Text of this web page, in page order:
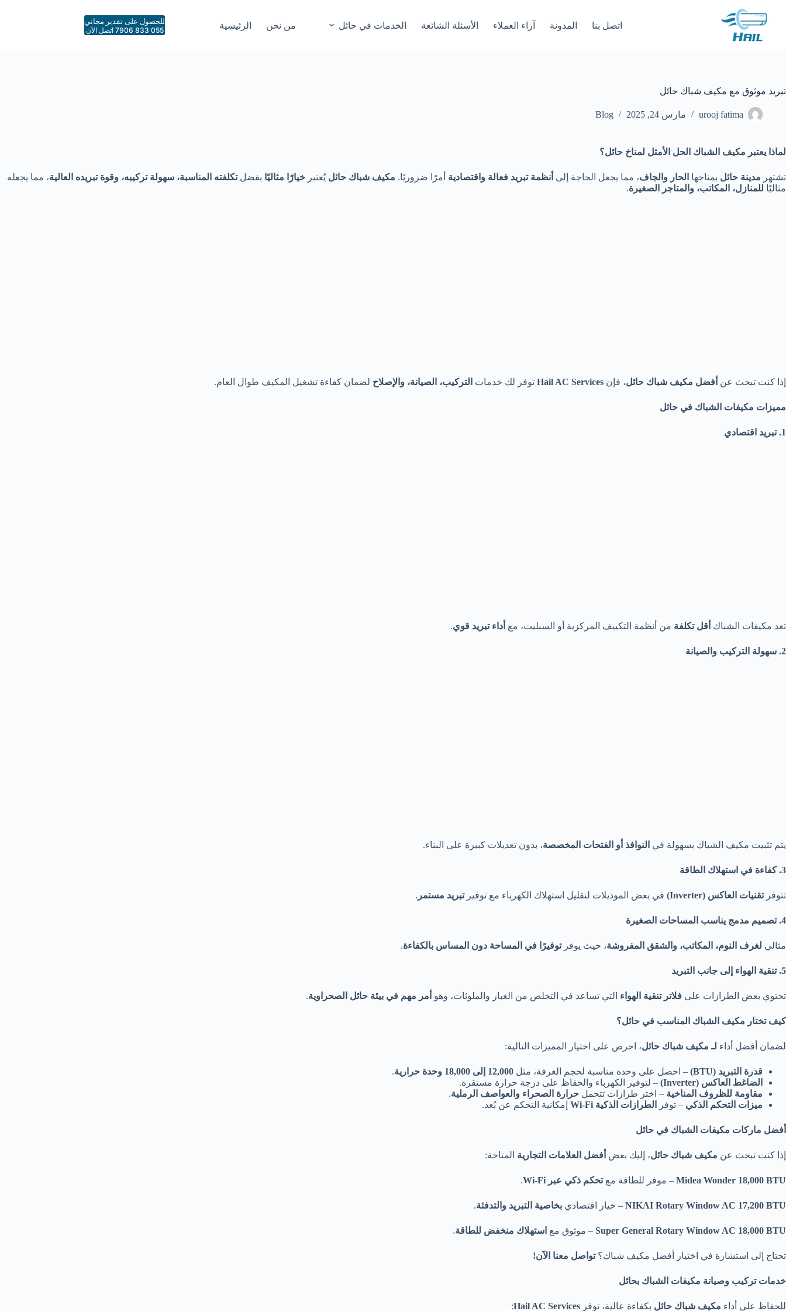
المحتوى
اتصل بنا المدونة آراء العملاء الأسئلة الشائعة الخدمات في حائل من نحن الرئيسية للحصول على تقدير مجاني
055 833 7906 اتصل الآن
تبريد موثوق مع مكيف شباك حائل
urooj fatima مارس 24, 2025 Blog
لماذا يعتبر مكيف الشباك الحل الأمثل لمناخ حائل؟
تشتهر مدينة حائل بمناخها الحار والجاف، مما يجعل الحاجة إلى أنظمة تبريد فعالة واقتصادية أمرًا ضروريًا. مكيف شباك حائل يُعتبر خيارًا مثاليًا بفضلتكلفته المناسبة، سهولة تركيبه، وقوة تبريده العالية، مما يجعله
مثاليًا للمنازل، المكاتب، والمتاجر الصغيرة.
إذا كنت تبحث عن أفضل مكيف شباك حائل، فإن Hail AC Services توفر لك خدمات التركيب، الصيانة، والإصلاح لضمان كفاءة تشغيل المكيف طوال العام.
مميزات مكيفات الشباك في حائل
1. تبريد اقتصادي
تعد مكيفات الشباك أقل تكلفة من أنظمة التكييف المركزية أو السبليت، مع أداء تبريد قوي.
2. سهولة التركيب والصيانة
يتم تثبيت مكيف الشباك بسهولة في النوافذ أو الفتحات المخصصة، بدون تعديلات كبيرة على البناء.
3. كفاءة في استهلاك الطاقة
تتوفرتقنيات العاكس (Inverter) في بعض الموديلات لتقليل استهلاك الكهرباء مع توفيرتبريد مستمر .
4. تصميم مدمج يناسب المساحات الصغيرة
مثالي لغرف النوم، المكاتب، والشقق المفروشة، حيث يوفرتوفيرًا في المساحة دون المساس بالكفاءة.
5. تنقية الهواء إلى جانب التبريد
تحتوي بعض الطرازات على فلاتر تنقية الهواء التي تساعد في التخلص من الغبار والملوثات، وهو أمر مهم في بيئة حائل الصحراوية.
كيف تختار مكيف الشباك المناسب في حائل؟
لضمان أفضل أداء لـ مكيف شباك حائل، احرص على اختيار المميزات التالية:
قدرة التبريد (BTU) – احصل على وحدة مناسبة لحجم الغرفة، مثل 12,000 إلى 18,000 وحدة حرارية
.
الضاغط العاكس (Inverter)
– لتوفير الكهرباء والحفاظ على درجة حرارة مستقرة.
مقاومة للظروف المناخية – اختر طرازات تتحمل حرارة الصحراء والعواصف الرملية.
ميزات التحكم الذكي – توفر الطرازات الذكية Wi-Fi إمكانية التحكم عن بُعد.
أفضل ماركات مكيفات الشباك في حائل
إذا كنت تبحث عن مكيف شباك حائل، إليك بعض أفضل العلامات التجارية المتاحة:
Midea Wonder 18,000 BTU – موفر للطاقة معتحكم ذكي عبر Wi-Fi .
NIKAI Rotary Window AC 17,200 BTU – خيار اقتصادي بخاصية التبريد والتدفئة.
Super General Rotary Window AC 18,000 BTU – موثوق مع استهلاك منخفض للطاقة.
تحتاج إلى استشارة في اختيار أفضل مكيف شباك؟تواصل معنا الآن!
خدمات تركيب وصيانة مكيفات الشباك بحائل
للحفاظ على أداء مكيف شباك حائل بكفاءة عالية، توفر Hail AC Services
: